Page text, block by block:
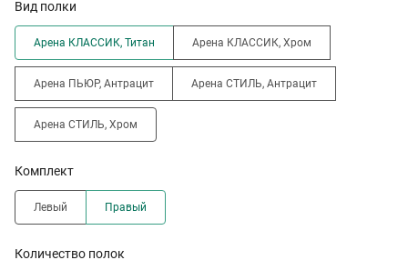
Вид полки
Арена КЛАССИК, Титан Арена КЛАССИК, Хром
Арена ПЬЮР, Антрацит Арена СТИЛЬ, Антрацит
Арена СТИЛЬ, Хром
Комплект
Левый Правый
Количество полок